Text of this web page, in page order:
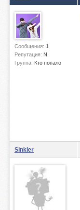
Сообщения: 1
Репутация: N
Группа: Кто попало
Sinkler